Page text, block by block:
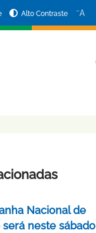
Alto Contraste −A
Nacional de
neste sábado